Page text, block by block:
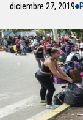
diciembre 27, 2019